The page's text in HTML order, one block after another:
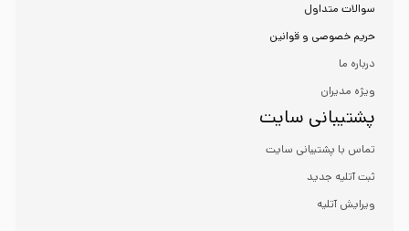
سوالات متداول
حریم خصوصی و قوانین
درباره ما
ویژه مدیران
پشتیبانی سایت
تماس با پشتیبانی سایت
ثبت آتلیه جدید
ویرایش آتلیه